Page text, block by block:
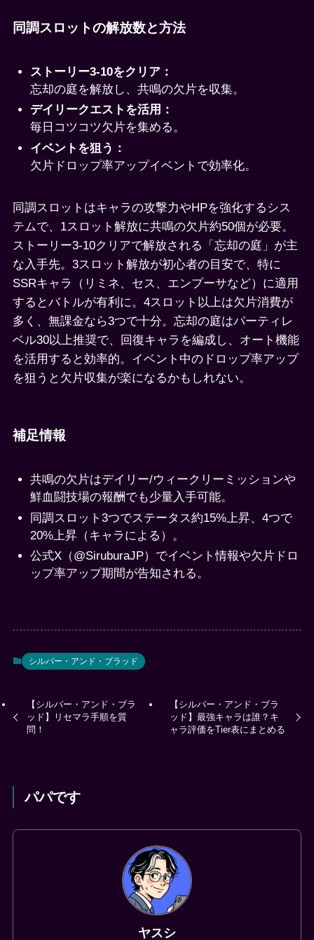
同調スロットの解放数と方法
ストーリー3-10をクリア：
忘却の庭を解放し、共鳴の欠片を収集。
デイリークエストを活用：
毎日コツコツ欠片を集める。
イベントを狙う：
欠片ドロップ率アップイベントで効率化。
同調スロットはキャラの攻撃力やHPを強化するシス
テムで、1スロット解放に共鳴の欠片約50個が必要。
ストーリー3-10クリアで解放される「忘却の庭」が主
な入手先。3スロット解放が初心者の目安で、特に
SSRキャラ（リミネ、セス、エンプーサなど）に適用
するとバトルが有利に。4スロット以上は欠片消費が
多く、無課金なら3つで十分。忘却の庭はパーティレ
ベル30以上推奨で、回復キャラを編成し、オート機能
を活用すると効率的。イベント中のドロップ率アップ
を狙うと欠片収集が楽になるかもしれない。
補足情報
共鳴の欠片はデイリー/ウィークリーミッションや
鮮血闘技場の報酬でも少量入手可能。
同調スロット3つでステータス約15%上昇、4つで
20%上昇（キャラによる）。
公式X（@SiruburaJP）でイベント情報や欠片ドロ
ップ率アップ期間が告知される。
シルバー・アンド・ブラッド
【シルバー・アンド・ブラ
ッド】リセマラ手順を質
問！
【シルバー・アンド・ブラ
ッド】最強キャラは誰？キ
ャラ評価をTier表にまとめる
パパです
ヤスシ